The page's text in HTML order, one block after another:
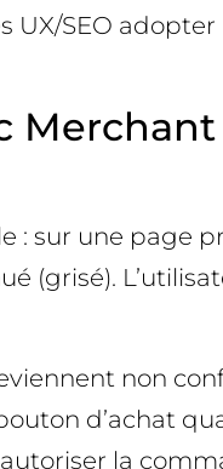
UX/SEO
: sur une page
(grisé).
non
d’achat
la